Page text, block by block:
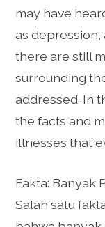
may have
as depression,
there are still
surrounding
addressed. In
the facts and
illnesses that
Fakta: Banyak
Salah satu